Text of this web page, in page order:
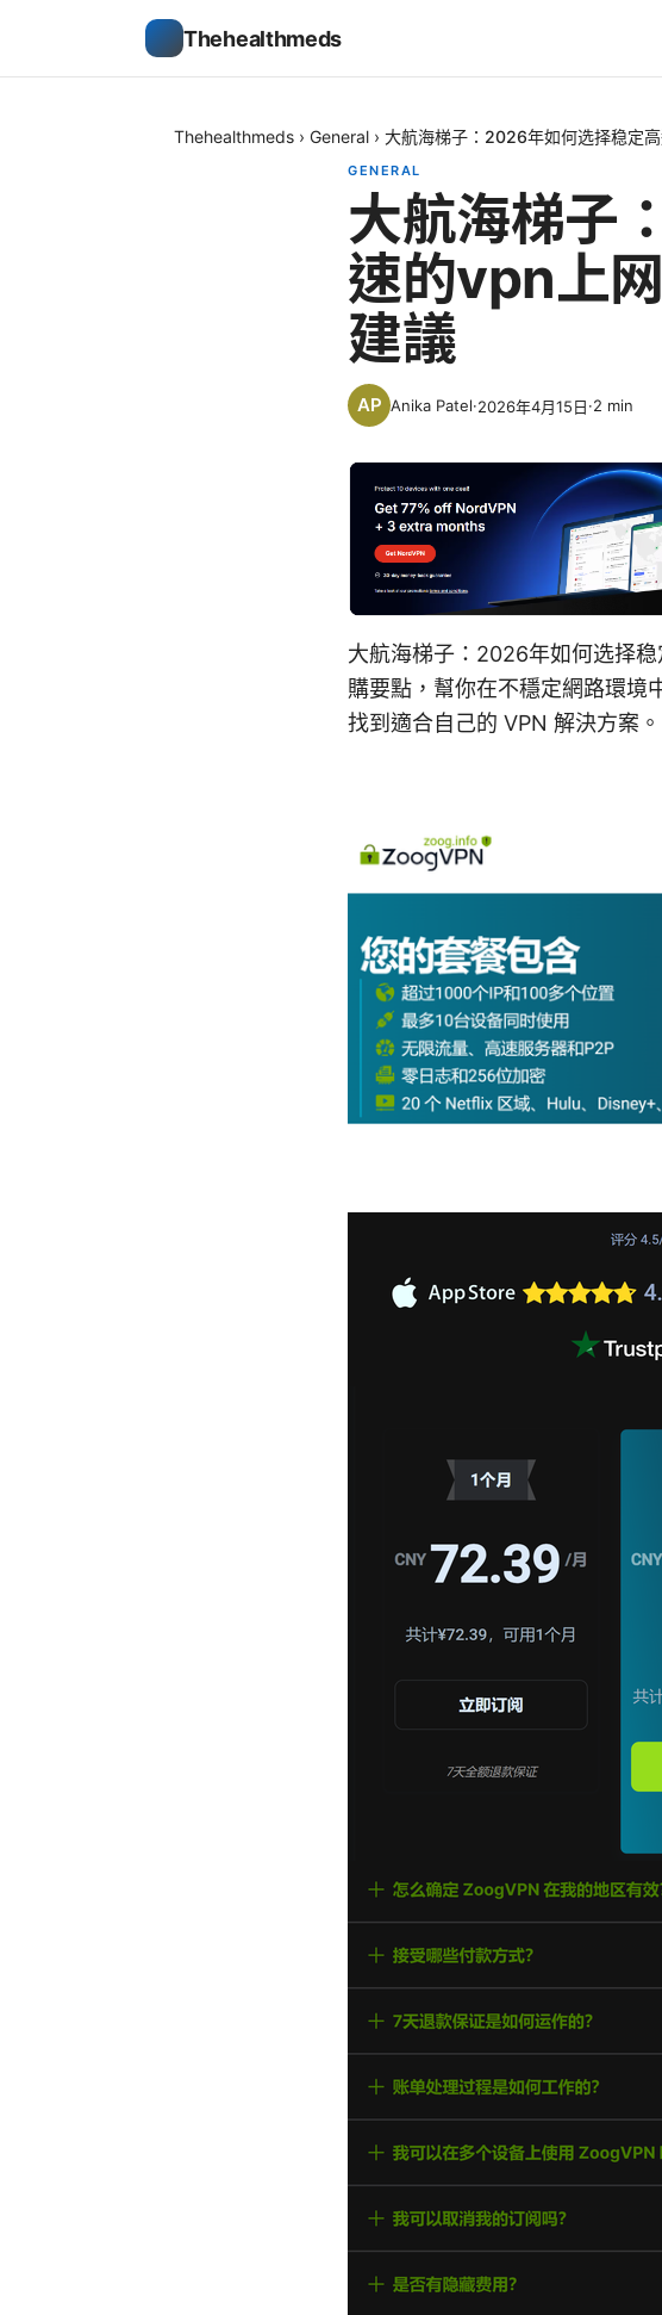
Thehealthmeds
Thehealthmeds › General › 大航海梯子：2026年如何选择稳定
GENERAL
大航海梯子
速的vpn上
建議
Anika Patel·2026年4月15日·2 min
大航海梯子：2026年如何选择
購要點，幫你在不穩定網路環境
找到適合自己的 VPN 解決方案。